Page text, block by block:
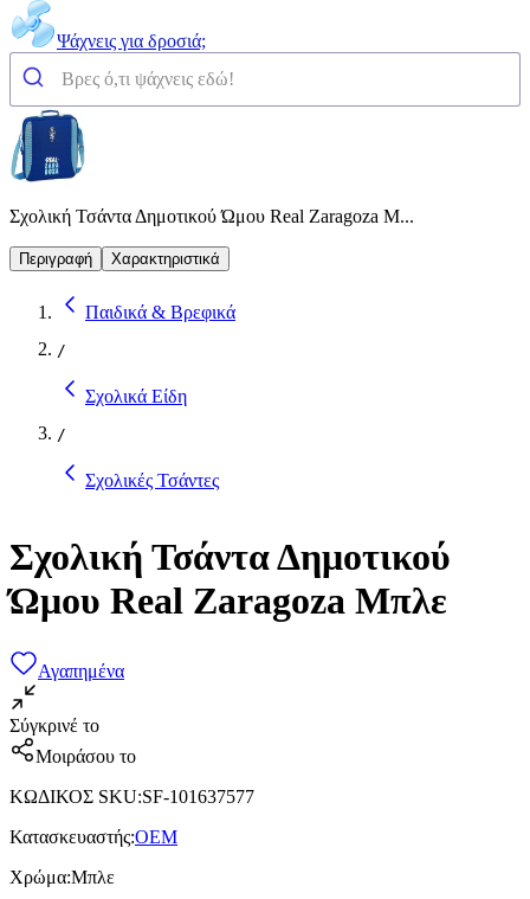
Ψάχνεις για δροσιά;
Σχολική Τσάντα Δημοτικού Ώμου Real Zaragoza Μ...
Περιγραφή Χαρακτηριστικά
Παιδικά & Βρεφικά
/
Σχολικά Είδη
/
Σχολικές Τσάντες
Σχολική Τσάντα Δημοτικού
Ώμου Real Zaragoza Μπλε
Αγαπημένα
Σύγκρινέ το
Μοιράσου το
ΚΩΔΙΚΟΣ SKU:SF-101637577
Κατασκευαστής:OEM
Χρώμα:Μπλε